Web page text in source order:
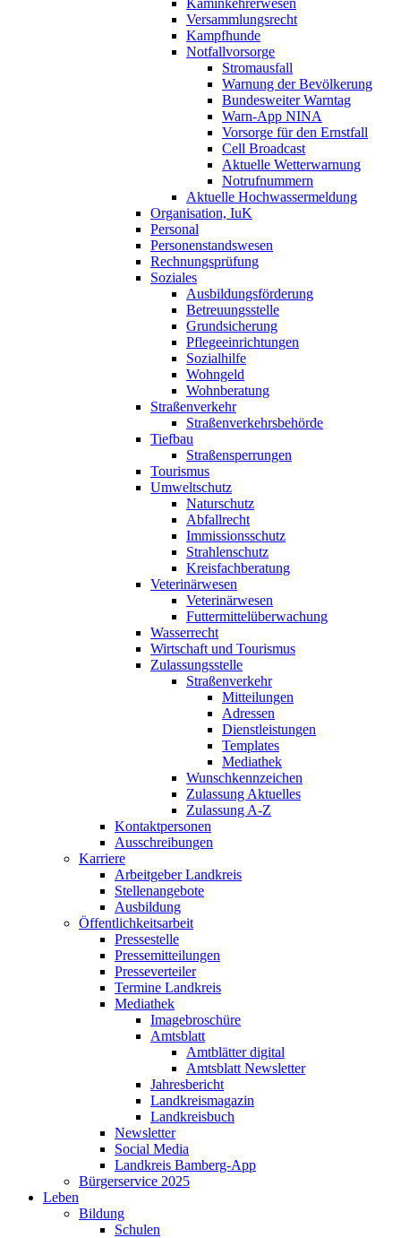
Kaminkehrerwesen
Versammlungsrecht
Kampfhunde
Notfallvorsorge
Stromausfall
Warnung der Bevölkerung
Bundesweiter Warntag
Warn-App NINA
Vorsorge für den Ernstfall
Cell Broadcast
Aktuelle Wetterwarnung
Notrufnummern
Aktuelle Hochwassermeldung
Organisation, IuK
Personal
Personenstandswesen
Rechnungsprüfung
Soziales
Ausbildungsförderung
Betreuungsstelle
Grundsicherung
Pflegeeinrichtungen
Sozialhilfe
Wohngeld
Wohnberatung
Straßenverkehr
Straßenverkehrsbehörde
Tiefbau
Straßensperrungen
Tourismus
Umweltschutz
Naturschutz
Abfallrecht
Immissionsschutz
Strahlenschutz
Kreisfachberatung
Veterinärwesen
Veterinärwesen
Futtermittelüberwachung
Wasserrecht
Wirtschaft und Tourismus
Zulassungsstelle
Straßenverkehr
Mitteilungen
Adressen
Dienstleistungen
Templates
Mediathek
Wunschkennzeichen
Zulassung Aktuelles
Zulassung A-Z
Kontaktpersonen
Ausschreibungen
Karriere
Arbeitgeber Landkreis
Stellenangebote
Ausbildung
Öffentlichkeitsarbeit
Pressestelle
Pressemitteilungen
Presseverteiler
Termine Landkreis
Mediathek
Imagebroschüre
Amtsblatt
Amtblätter digital
Amtsblatt Newsletter
Jahresbericht
Landkreismagazin
Landkreisbuch
Newsletter
Social Media
Landkreis Bamberg-App
Bürgerservice 2025
Leben
Bildung
Schulen